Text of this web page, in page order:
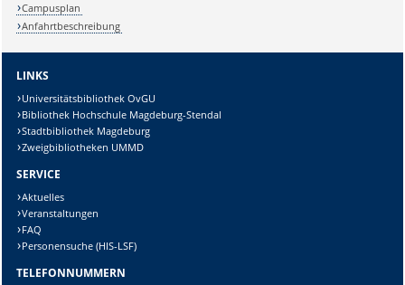
Campusplan
Anfahrtbeschreibung
LINKS
Universitätsbibliothek OvGU
Bibliothek Hochschule Magdeburg-Stendal
Stadtbibliothek Magdeburg
Zweigbibliotheken UMMD
SERVICE
Aktuelles
Veranstaltungen
FAQ
Personensuche (HIS-LSF)
TELEFONNUMMERN